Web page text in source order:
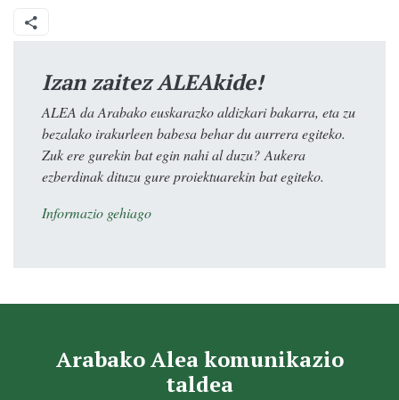
Izan zaitez ALEAkide!
ALEA da Arabako euskarazko aldizkari bakarra, eta zu
bezalako irakurleen babesa behar du aurrera egiteko.
Zuk ere gurekin bat egin nahi al duzu? Aukera
ezberdinak dituzu gure proiektuarekin bat egiteko.
Informazio gehiago
Arabako Alea komunikazio
taldea